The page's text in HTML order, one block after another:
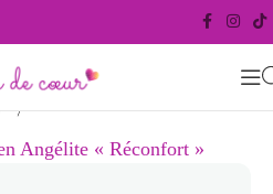
/Boucles d'oreilles
Angélite « Réconfort »